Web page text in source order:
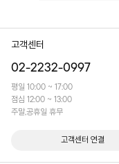
고객센터
02-2232-0997
평일 10:00 ~ 17:00
점심 12:00 ~ 13:00
주말,공휴일 휴무
고객센터 연결